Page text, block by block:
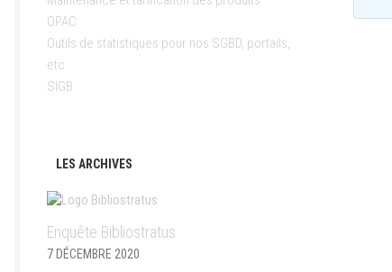
OPAC
Outils de statistiques pour nos SGBD, portails,
etc
SIGB
LES ARCHIVES
Enquête Bibliostratus
7 DÉCEMBRE 2020